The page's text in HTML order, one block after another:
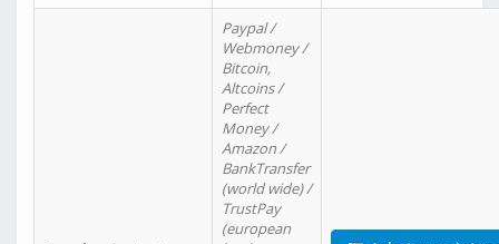
Paypal /
Webmoney /
Bitcoin,
Altcoins /
Perfect
Money /
Amazon /
BankTransfer
(world wide) /
TrustPay
(european